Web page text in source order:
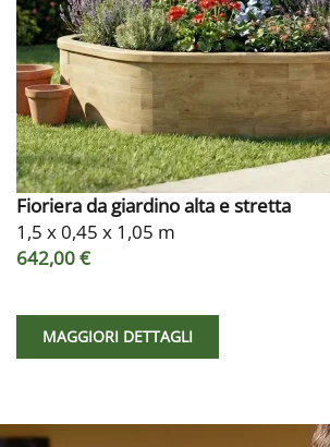
Fioriera da giardino alta e stretta
1,5 x 0,45 x 1,05 m
642,00 €
MAGGIORI DETTAGLI